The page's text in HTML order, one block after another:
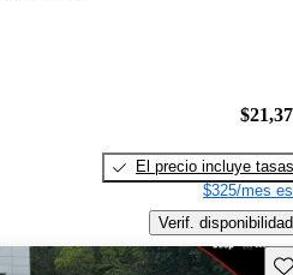
El precio incluye tasas
$325/mes
Verif. disponibilidad